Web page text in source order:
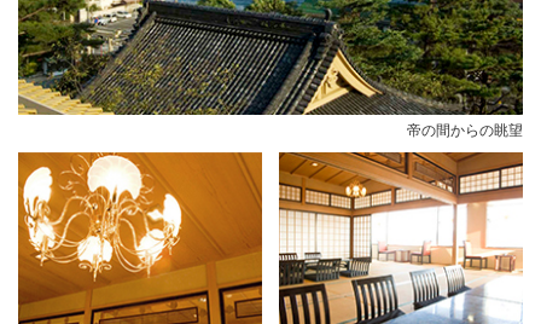
帝の間からの眺望